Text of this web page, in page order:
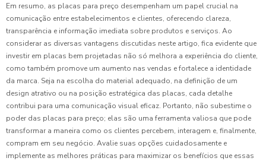
Em resumo, as placas para preço desempenham um papel crucial na
comunicação entre estabelecimentos e clientes, oferecendo clareza,
transparência e informação imediata sobre produtos e serviços. Ao
considerar as diversas vantagens discutidas neste artigo, fica evidente que
investir em placas bem projetadas não só melhora a experiência do cliente,
como também promove um aumento nas vendas e fortalece a identidade
da marca. Seja na escolha do material adequado, na definição de um
design atrativo ou na posição estratégica das placas, cada detalhe
contribui para uma comunicação visual eficaz. Portanto, não subestime o
poder das placas para preço; elas são uma ferramenta valiosa que pode
transformar a maneira como os clientes percebem, interagem e, finalmente,
compram em seu negócio. Avalie suas opções cuidadosamente e
implemente as melhores práticas para maximizar os benefícios que essas